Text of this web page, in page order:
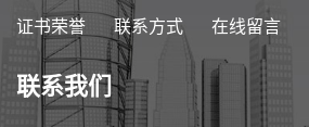
证书荣誉 联系方式 在线留言
联系我们